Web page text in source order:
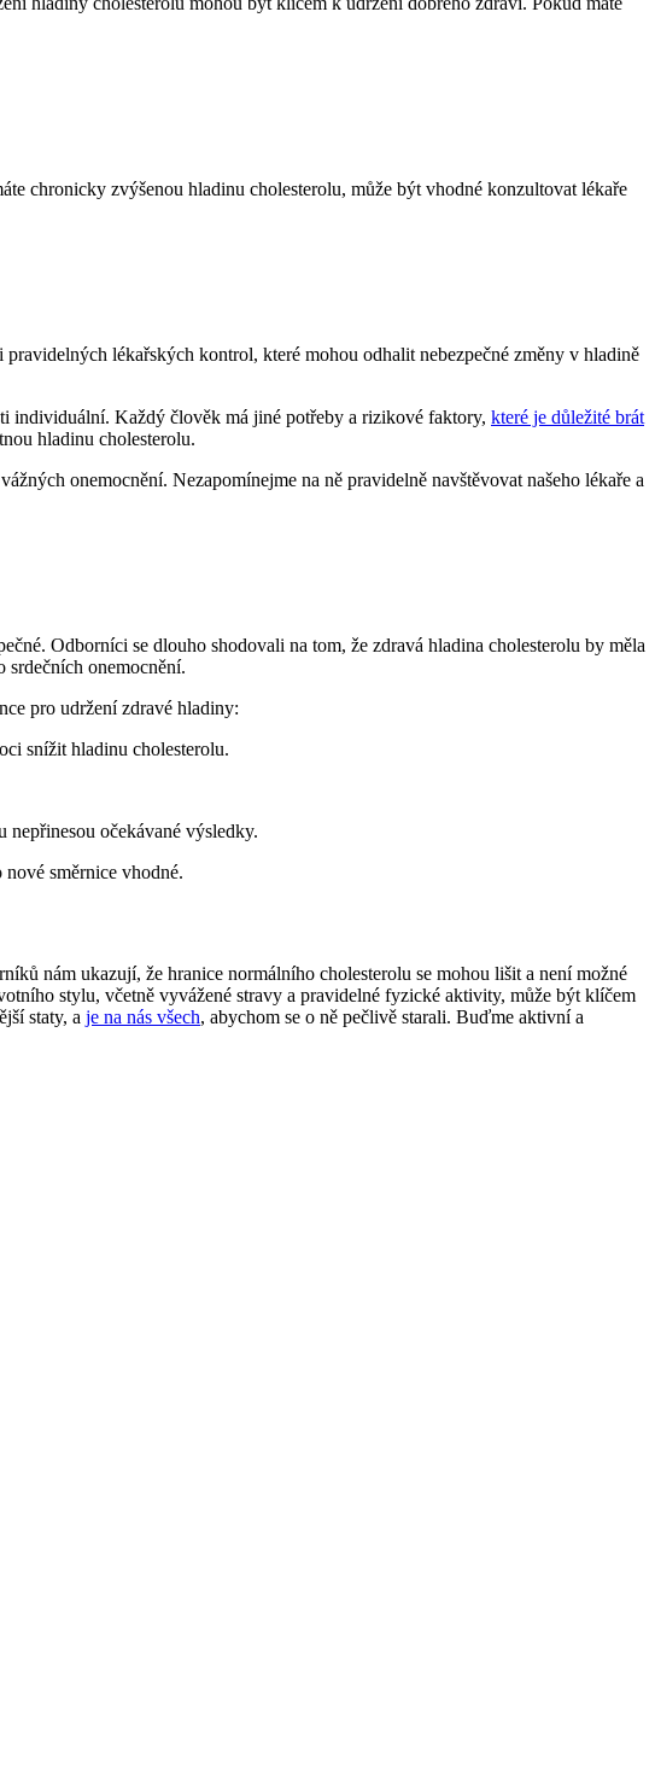
chronicky zvýšenou hladinu cholesterolu, může být vhodné konzultovat lékaře
lékařských kontrol, které mohou odhalit nebezpečné změny v hladině
individuální. Každý člověk má jiné potřeby a rizikové faktory, které je důležité brát
hladinu cholesterolu.
onemocnění. Nezapomínejme na ně pravidelně navštěvovat našeho lékaře a
Odborníci se dlouho shodovali na tom, že zdravá hladina cholesterolu by měla
onemocnění.
pro udržení zdravé hladiny:
snížit hladinu cholesterolu.
očekávané výsledky.
směrnice vhodné.
nám ukazují, že hranice normálního cholesterolu se mohou lišit a není možné
stylu, včetně vyvážené stravy a pravidelné fyzické aktivity, může být klíčem
staty, a je na nás všech, abychom se o ně pečlivě starali. Buďme aktivní a